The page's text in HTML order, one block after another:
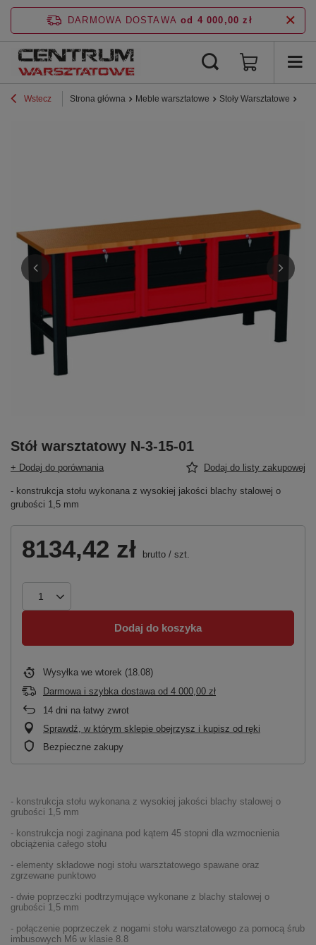
DARMOWA DOSTAWA od 4 000,00 zł
Wstecz Strona główna Meble warsztatowe Stoły Warsztatowe
Stół warsztatowy N-3-15-01
+ Dodaj do porównania Dodaj do listy zakupowej
- konstrukcja stołu wykonana z wysokiej jakości blachy stalowej o
grubości 1,5 mm
8134,42 zł brutto / szt.
Dodaj do koszyka
Wysyłka we wtorek (18.08)
Darmowa i szybka dostawa od 4 000,00 zł
14 dni na łatwy zwrot
Sprawdź, w którym sklepie obejrzysz i kupisz od ręki
Bezpieczne zakupy
- konstrukcja stołu wykonana z wysokiej jakości blachy stalowej o
grubości 1,5 mm
- konstrukcja nogi zaginana pod kątem 45 stopni dla wzmocnienia
obciążenia całego stołu
- elementy składowe nogi stołu warsztatowego spawane oraz
zgrzewane punktowo
- dwie poprzeczki podtrzymujące wykonane z blachy stalowej o
grubości 1,5 mm
- połączenie poprzeczek z nogami stołu warsztatowego za pomocą śrub
imbusowych M6 w klasie 8.8